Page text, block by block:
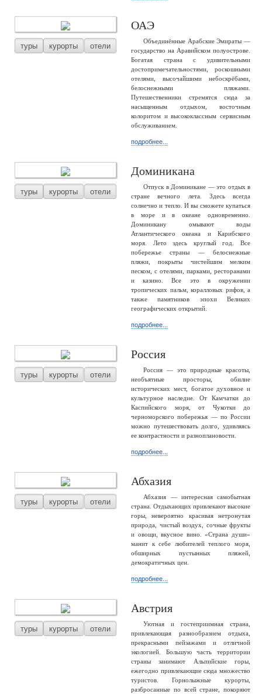
туры курорты отели
ОАЭ
Объединённые Арабские Эмираты —
государство на Аравийском полуострове.
Богатая страна с удивительными
достопримечательностями, роскошными
отелями, высочайшими небоскрёбами,
белоснежными пляжами.
Путешественники стремятся сюда за
насыщенным отдыхом, восточным
колоритом и высококлассным сервисным
обслуживанием.
подробнее...
туры курорты отели
Доминикана
Отпуск в Доминикане — это отдых в
стране вечного лета. Здесь всегда
солнечно и тепло. И вы сможете купаться
в море и в океане одновременно.
Доминикану омывают воды
Атлантического океана и Карибского
моря. Лето здесь круглый год. Все
побережье страны — белоснежные
пляжи, покрыты чистейшим мелким
песком, с отелями, парками, ресторанами
и казино. Все это в окружении
тропических пальм, коралловых рифов, а
также памятников эпохи Великих
географических открытий.
подробнее...
туры курорты отели
Россия
Россия — это природные красоты,
необъятные просторы, обилие
исторических мест, богатое духовное и
культурное наследие. От Камчатки до
Каспийского моря, от Чукотки до
черноморского побережья — по России
можно путешествовать долго, удивляясь
ее контрастности и разноплановости.
подробнее...
туры курорты отели
Абхазия
Абхазия — интересная самобытная
страна. Отдыхающих привлекают высокие
горы, невероятно красивая нетронутая
природа, чистый воздух, сочные фрукты
и овощи, вкусное вино. «Страна души»
манит к себе любителей теплого моря,
обширных пустынных пляжей,
демократичных цен.
подробнее...
туры курорты отели
Австрия
Уютная и гостеприимная страна,
привлекающая разнообразием отдыха,
прекрасными пейзажами и отличной
экологией. Большую часть территории
страны занимают Альпийские горы,
ежегодно привлекающие сюда множество
туристов. Горнолыжные курорты,
разбросанные по всей стране, покоряют